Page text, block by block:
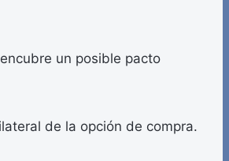
un posible pacto
de la opción de compra.